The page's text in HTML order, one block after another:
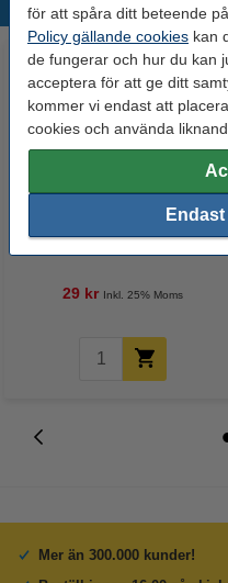
för att spåra ditt beteende
Policy gällande cookies kan
de fungerar och hur du kan
acceptera för att ge ditt
kommer vi endast att
cookies och använda
Limstift 40g | 123ink
29 kr Inkl. 25% Moms
Mer än 300.000 kunder!